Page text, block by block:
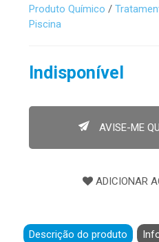
Produto Químico /
Piscina
Indisponível
AVISE-ME
Descrição do produto